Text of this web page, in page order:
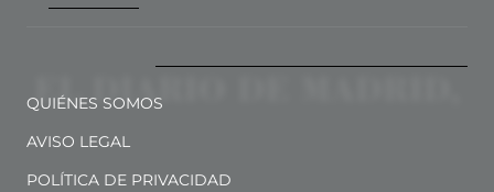
QUIÉNES SOMOS
AVISO LEGAL
POLÍTICA DE PRIVACIDAD